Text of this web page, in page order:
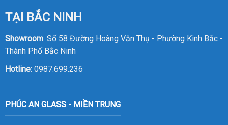
TẠI BẮC NINH
Showroom: Số 58 Đường Hoàng Văn Thụ - Phường Kinh Bắc -
Thành Phố Bắc Ninh
Hotline: 0987.699.236
PHÚC AN GLASS - MIỀN TRUNG